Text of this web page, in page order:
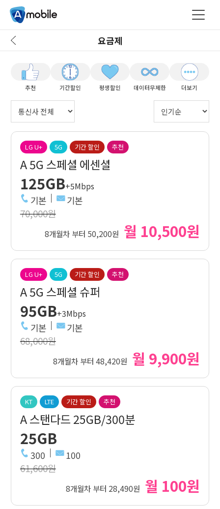
요금제
추천 기간할인 평생할인 데이터무제한 더보기
LG U+ 5G 기간 할인 추천
A 5G 스페셜 에센셜
125GB+5Mbps
기본 기본
70,000원
8개월차 부터 50,200원 월 10,500원
LG U+ 5G 기간 할인 추천
A 5G 스페셜 슈퍼
95GB+3Mbps
기본 기본
68,000원
8개월차 부터 48,420원 월 9,900원
KT LTE 기간 할인 추천
A 스탠다드 25GB/300분
25GB
300 100
61,600원
8개월차 부터 28,490원 월 100원